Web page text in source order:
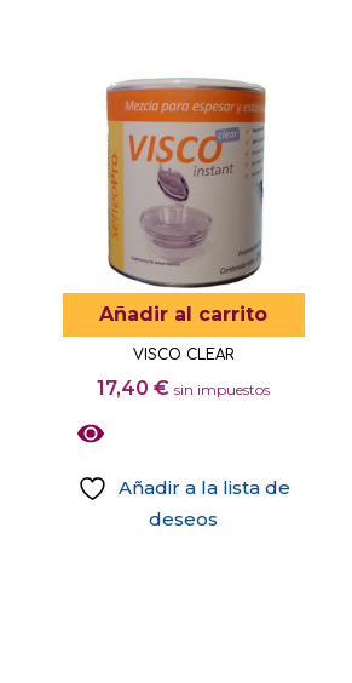
tiene
múltiples
variantes.
Las
opciones
se
pueden
elegir
en
la
página
Añadir al carrito
VISCO CLEAR
17,40€ sin impuestos
Añadir a la lista de
deseos